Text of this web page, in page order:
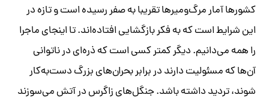
کشورها آمار مرگ‌ومیرها تقریبا به صفر رسیده است و تازه در
این شرایط است که به فکر بازگشایی افتاده‌اند. تا اینجای ماجرا
را همه‌ می‌دانیم. دیگر کمتر کسی است که ذره‌ای در ناتوانی
آن‌ها که مسئولیت دارند در برابر بحران‌های بزرگ دست‌به‌کار
شوند، تردید داشته باشد. جنگل‌های زاگرس در آتش می‌سوزند